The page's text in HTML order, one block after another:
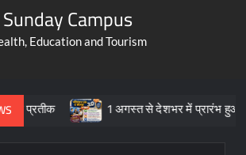
Sunday Campus
Education and Tourism
1 अगस्त से देशभर में प्रारंभ हुआ ’मीडियेशन फॉर